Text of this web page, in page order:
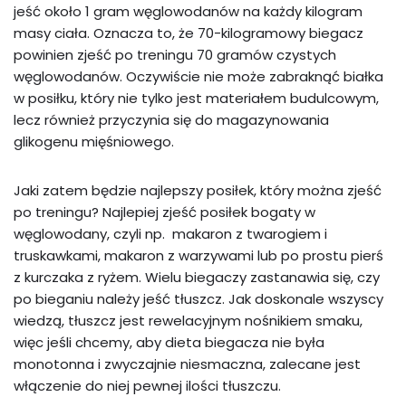
jeść około 1 gram węglowodanów na każdy kilogram
masy ciała. Oznacza to, że 70-kilogramowy biegacz
powinien zjeść po treningu 70 gramów czystych
węglowodanów. Oczywiście nie może zabraknąć białka
w posiłku, który nie tylko jest materiałem budulcowym,
lecz również przyczynia się do magazynowania
glikogenu mięśniowego.
Jaki zatem będzie najlepszy posiłek, który można zjeść
po treningu? Najlepiej zjeść posiłek bogaty w
węglowodany, czyli np. makaron z twarogiem i
truskawkami, makaron z warzywami lub po prostu pierś
z kurczaka z ryżem. Wielu biegaczy zastanawia się, czy
po bieganiu należy jeść tłuszcz. Jak doskonale wszyscy
wiedzą, tłuszcz jest rewelacyjnym nośnikiem smaku,
więc jeśli chcemy, aby dieta biegacza nie była
monotonna i zwyczajnie niesmaczna, zalecane jest
włączenie do niej pewnej ilości tłuszczu.